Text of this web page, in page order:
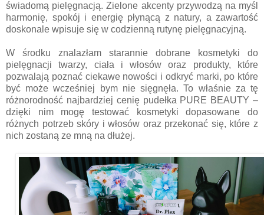
świadomą pielęgnacją. Zielone akcenty przywodzą na myśl
harmonię, spokój i energię płynącą z natury, a zawartość
doskonale wpisuje się w codzienną rutynę pielęgnacyjną.
W środku znalazłam starannie dobrane kosmetyki do
pielęgnacji twarzy, ciała i włosów oraz produkty, które
pozwalają poznać ciekawe nowości i odkryć marki, po które
być może wcześniej bym nie sięgnęła. To właśnie za tę
różnorodność najbardziej cenię pudełka PURE BEAUTY –
dzięki nim mogę testować kosmetyki dopasowane do
różnych potrzeb skóry i włosów oraz przekonać się, które z
nich zostaną ze mną na dłużej.